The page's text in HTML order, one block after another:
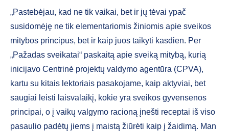
„Pastebėjau, kad ne tik vaikai, bet ir jų tėvai ypač
susidomėję ne tik elementariomis žiniomis apie sveikos
mitybos principus, bet ir kaip juos taikyti kasdien. Per
„Pažadas sveikatai“ paskaitą apie sveiką mitybą, kurią
inicijavo Centrinė projektų valdymo agentūra (CPVA),
kartu su kitais lektoriais pasakojame, kaip aktyviai, bet
saugiai leisti laisvalaikį, kokie yra sveikos gyvensenos
principai, o į vaikų valgymo racioną įnešti receptai iš viso
pasaulio padėtų jiems į maistą žiūrėti kaip į žaidimą. Man